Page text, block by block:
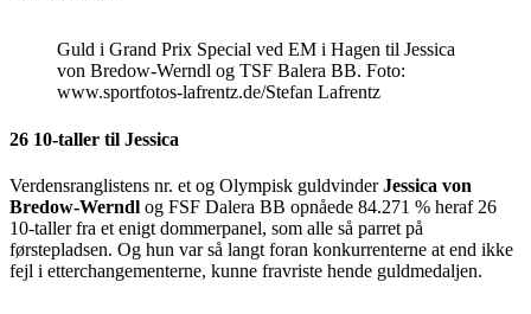
Guld i Grand Prix Special ved EM i Hagen til Jessica
von Bredow-Werndl og TSF Balera BB. Foto:
www.sportfotos-lafrentz.de/Stefan Lafrentz
26 10-taller til Jessica
Verdensranglistens nr. et og Olympisk guldvinderJessica von
Bredow-Werndl og FSF Dalera BB opnåede 84.271 % heraf 26
10-taller fra et enigt dommerpanel, som alle så parret på
førstepladsen. Og hun var så langt foran konkurrenterne at end ikke
fejl i etterchangementerne, kunne fravriste hende guldmedaljen.